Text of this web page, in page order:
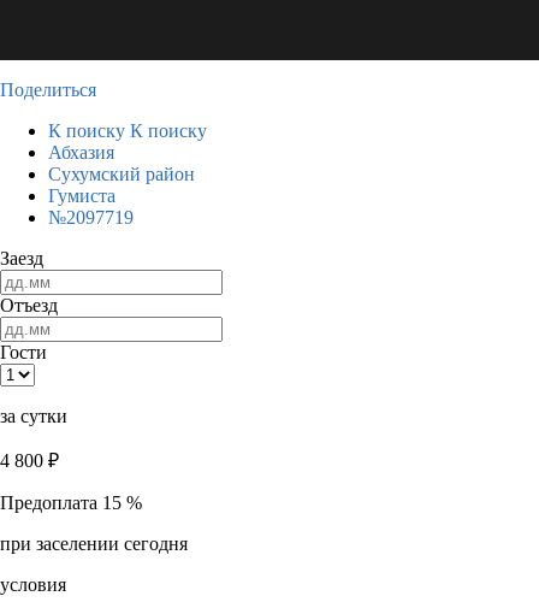
Поделиться
К поиску К поиску
Абхазия
Сухумский район
Гумиста
№2097719
Заезд
Отъезд
Гости
за сутки
4 800 ₽
Предоплата 15 %
при заселении сегодня
условия